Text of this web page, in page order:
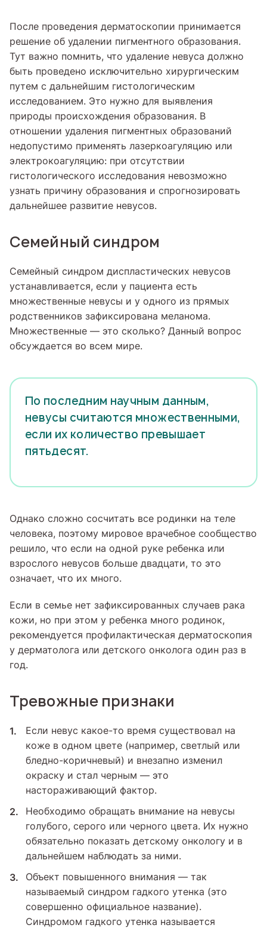
После проведения дерматоскопии принимается
решение об удалении пигментного образования.
Тут важно помнить, что удаление невуса должно
быть проведено исключительно хирургическим
путем с дальнейшим гистологическим
исследованием. Это нужно для выявления
природы происхождения образования. В
отношении удаления пигментных образований
недопустимо применять лазеркоагуляцию или
электрокоагуляцию: при отсутствии
гистологического исследования невозможно
узнать причину образования и спрогнозировать
дальнейшее развитие невусов.
Семейный синдром
Семейный синдром диспластических невусов
устанавливается, если у пациента есть
множественные невусы и у одного из прямых
родственников зафиксирована меланома.
Множественные — это сколько? Данный вопрос
обсуждается во всем мире.
По последним научным данным,
невусы считаются множественными,
если их количество превышает
пятьдесят.
Однако сложно сосчитать все родинки на теле
человека, поэтому мировое врачебное сообщество
решило, что если на одной руке ребенка или
взрослого невусов больше двадцати, то это
означает, что их много.
Если в семье нет зафиксированных случаев рака
кожи, но при этом у ребенка много родинок,
рекомендуется профилактическая дерматоскопия
у дерматолога или детского онколога один раз в
год.
Тревожные признаки
Если невус какое-то время существовал на
коже в одном цвете (например, светлый или
бледно-коричневый) и внезапно изменил
окраску и стал черным — это
настораживающий фактор.
Необходимо обращать внимание на невусы
голубого, серого или черного цвета. Их нужно
обязательно показать детскому онкологу и в
дальнейшем наблюдать за ними.
Объект повышенного внимания — так
называемый синдром гадкого утенка (это
совершенно официальное название).
Синдромом гадкого утенка называется